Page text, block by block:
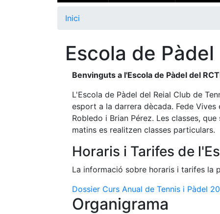
Inici
Escola de Pàdel
Benvinguts a l'Escola de Pàdel del
L'Escola de Pàdel del Reial Club de
esport a la darrera dècada. Fede
Robledo i Brian Pérez. Les classes,
matins es realitzen classes particulars.
Horaris i Tarifes de
La informació sobre horaris i tarifes la
Dossier Curs Anual de Tennis i Pàdel
Organigrama